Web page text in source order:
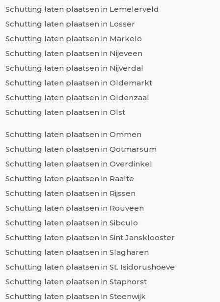
Schutting laten plaatsen in Lemelerveld
Schutting laten plaatsen in Losser
Schutting laten plaatsen in Markelo
Schutting laten plaatsen in Nijeveen
Schutting laten plaatsen in Nijverdal
Schutting laten plaatsen in Oldemarkt
Schutting laten plaatsen in Oldenzaal
Schutting laten plaatsen in Olst
Schutting laten plaatsen in Ommen
Schutting laten plaatsen in Ootmarsum
Schutting laten plaatsen in Overdinkel
Schutting laten plaatsen in Raalte
Schutting laten plaatsen in Rijssen
Schutting laten plaatsen in Rouveen
Schutting laten plaatsen in Sibculo
Schutting laten plaatsen in Sint Jansklooster
Schutting laten plaatsen in Slagharen
Schutting laten plaatsen in St. Isidorushoeve
Schutting laten plaatsen in Staphorst
Schutting laten plaatsen in Steenwijk